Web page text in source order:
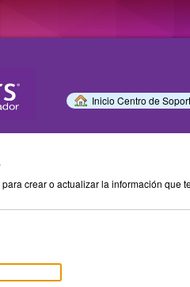
Inicio Centro de
crear o actualizar la información que